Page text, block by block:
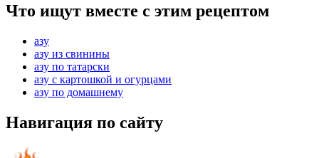
Что ищут вместе с этим рецептом
азу
азу из свинины
азу по татарски
азу с картошкой и огурцами
азу по домашнему
Навигация по сайту